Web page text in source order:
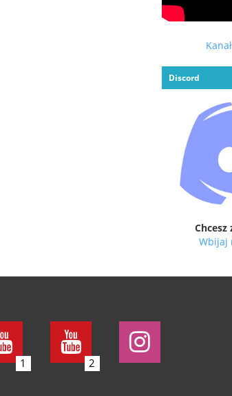
Discord
Chcesz
Wbijaj
1 2